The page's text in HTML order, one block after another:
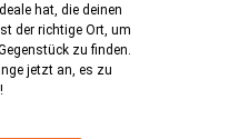
hat, die deinen
der richtige Ort, um
zu finden.
jetzt an, es zu